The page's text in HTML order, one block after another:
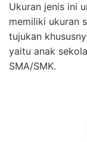
Ukuran jenis ini
memiliki ukuran
tujukan
yaitu anak
SMA/SMK.